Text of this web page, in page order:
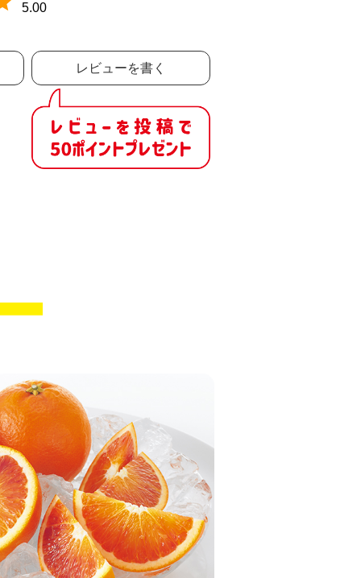
5.00
レビューを書く